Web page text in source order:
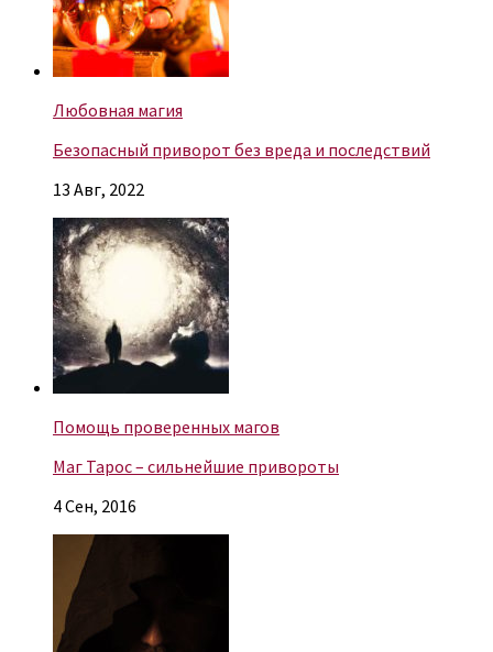
Любовная магия
Безопасный приворот без вреда и последствий
13 Авг, 2022
Помощь проверенных магов
Маг Тарос – сильнейшие привороты
4 Сен, 2016